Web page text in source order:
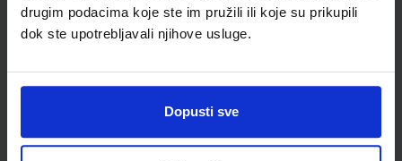
drugim podacima koje ste im pružili ili koje su prikupili
dok ste upotrebljavali njihove usluge.
Dopusti sve
Newsletter prijava
proizvodima i uslugama, akcijama i drugim